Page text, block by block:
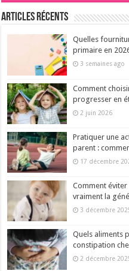
Articles récents
Quelles
primaire en
3 semaines ago
Comment
progresser en
2 juin 2026
Pratiquer une
parent :
17 décembre
Comment éviter
vraiment la
3 décembre
Quels aliments
constipation
2 décembre